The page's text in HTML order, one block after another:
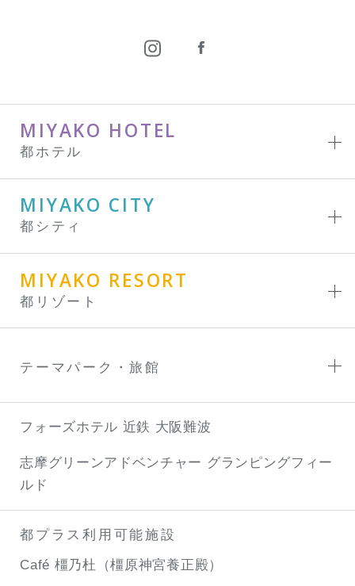
MIYAKO HOTEL
都ホテル
MIYAKO CITY
都シティ
MIYAKO RESORT
都リゾート
テーマパーク・旅館
フォーズホテル 近鉄 大阪難波
志摩グリーンアドベンチャー グランピングフィー
ルド
都プラス利用可能施設
Café 橿乃杜（橿原神宮養正殿）